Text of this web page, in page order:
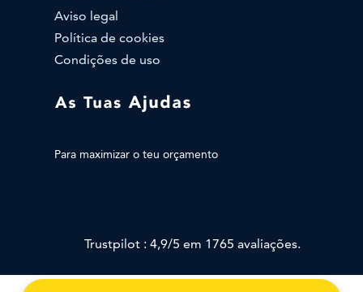
Para maximizar o teu orçamento
Aviso legal
Política de cookies
Condições de uso
Trustpilot : 4,9/5 em 1765 avaliações.
@Copyright, todos os direitos reservados